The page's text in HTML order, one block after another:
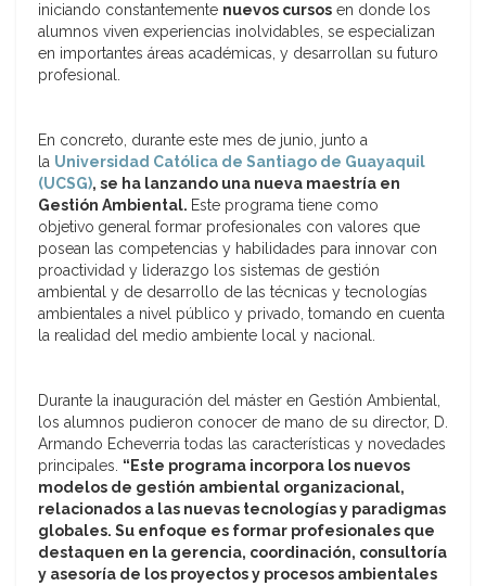
iniciando constantemente nuevos cursos en donde los
alumnos viven experiencias inolvidables, se especializan
en importantes áreas académicas, y desarrollan su futuro
profesional.
En concreto, durante este mes de junio, junto a
la Universidad Católica de Santiago de Guayaquil
(UCSG), se ha lanzando una nueva maestría en
Gestión Ambiental. Este programa tiene como
objetivo general formar profesionales con valores que
posean las competencias y habilidades para innovar con
proactividad y liderazgo los sistemas de gestión
ambiental y de desarrollo de las técnicas y tecnologías
ambientales a nivel público y privado, tomando en cuenta
la realidad del medio ambiente local y nacional.
Durante la inauguración del máster en Gestión Ambiental,
los alumnos pudieron conocer de mano de su director, D.
Armando Echeverria todas las características y novedades
principales. “Este programa incorpora los nuevos
modelos de gestión ambiental organizacional,
relacionados a las nuevas tecnologías y paradigmas
globales. Su enfoque es formar profesionales que
destaquen en la gerencia, coordinación, consultoría
y asesoría de los proyectos y procesos ambientales